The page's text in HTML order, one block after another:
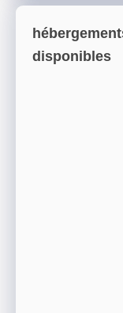
disponibles